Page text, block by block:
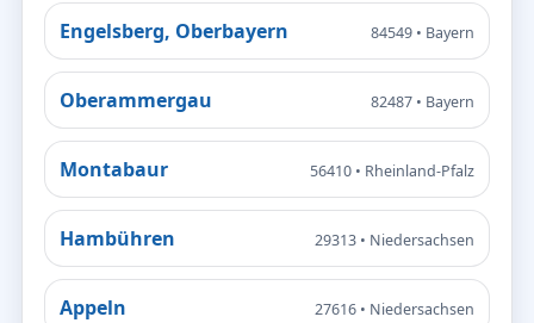
Engelsberg, Oberbayern 84549 • Bayern
Oberammergau 82487 • Bayern
Montabaur 56410 • Rheinland-Pfalz
Hambühren 29313 • Niedersachsen
Appeln 27616 • Niedersachsen